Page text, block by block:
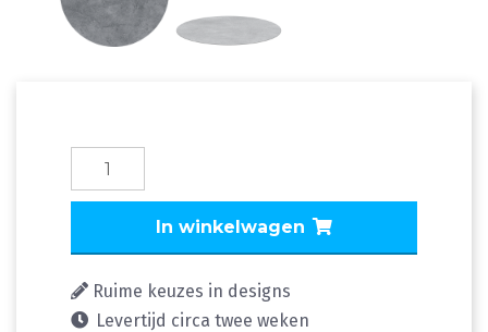
Vloervinyl
Concrete-
aantal
In winkelwagen
Ruime keuzes in designs
Levertijd circa twee weken